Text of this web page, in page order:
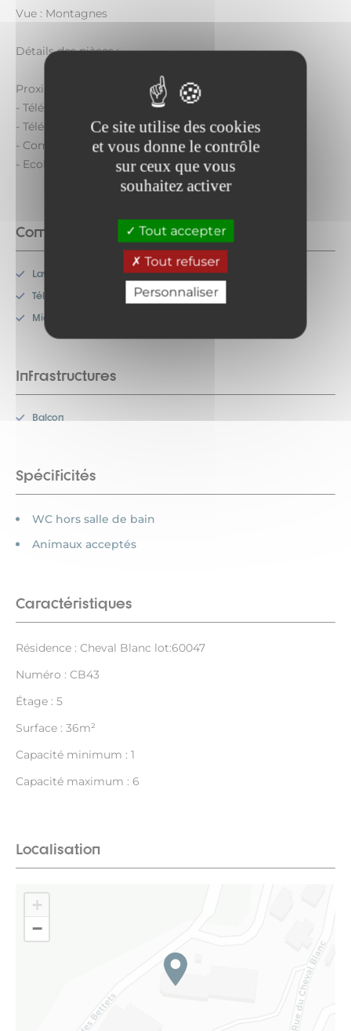
Ce site utilise des cookies
et vous donne le contrôle
sur ceux que vous
souhaitez activer
Tout accepter
Tout refuser
Personnaliser
Vue : Montagnes
Détails des pièces :
Proximité :
- Télésiège de Charmasson : 200 mètres
- Télécabine d'Arrondaz : 500 mètres
- Commerces / Centre station : 500 mètres
- Ecoles de ski : 500 mètres
Commodités
Lave-vaisselle
Télévision
Micro-onde
Infrastructures
Balcon
Spécificités
WC hors salle de bain
Animaux acceptés
Caractéristiques
Résidence : Cheval Blanc lot:60047
Numéro : CB43
Étage : 5
Surface : 36m²
Capacité minimum : 1
Capacité maximum : 6
Localisation
+
−